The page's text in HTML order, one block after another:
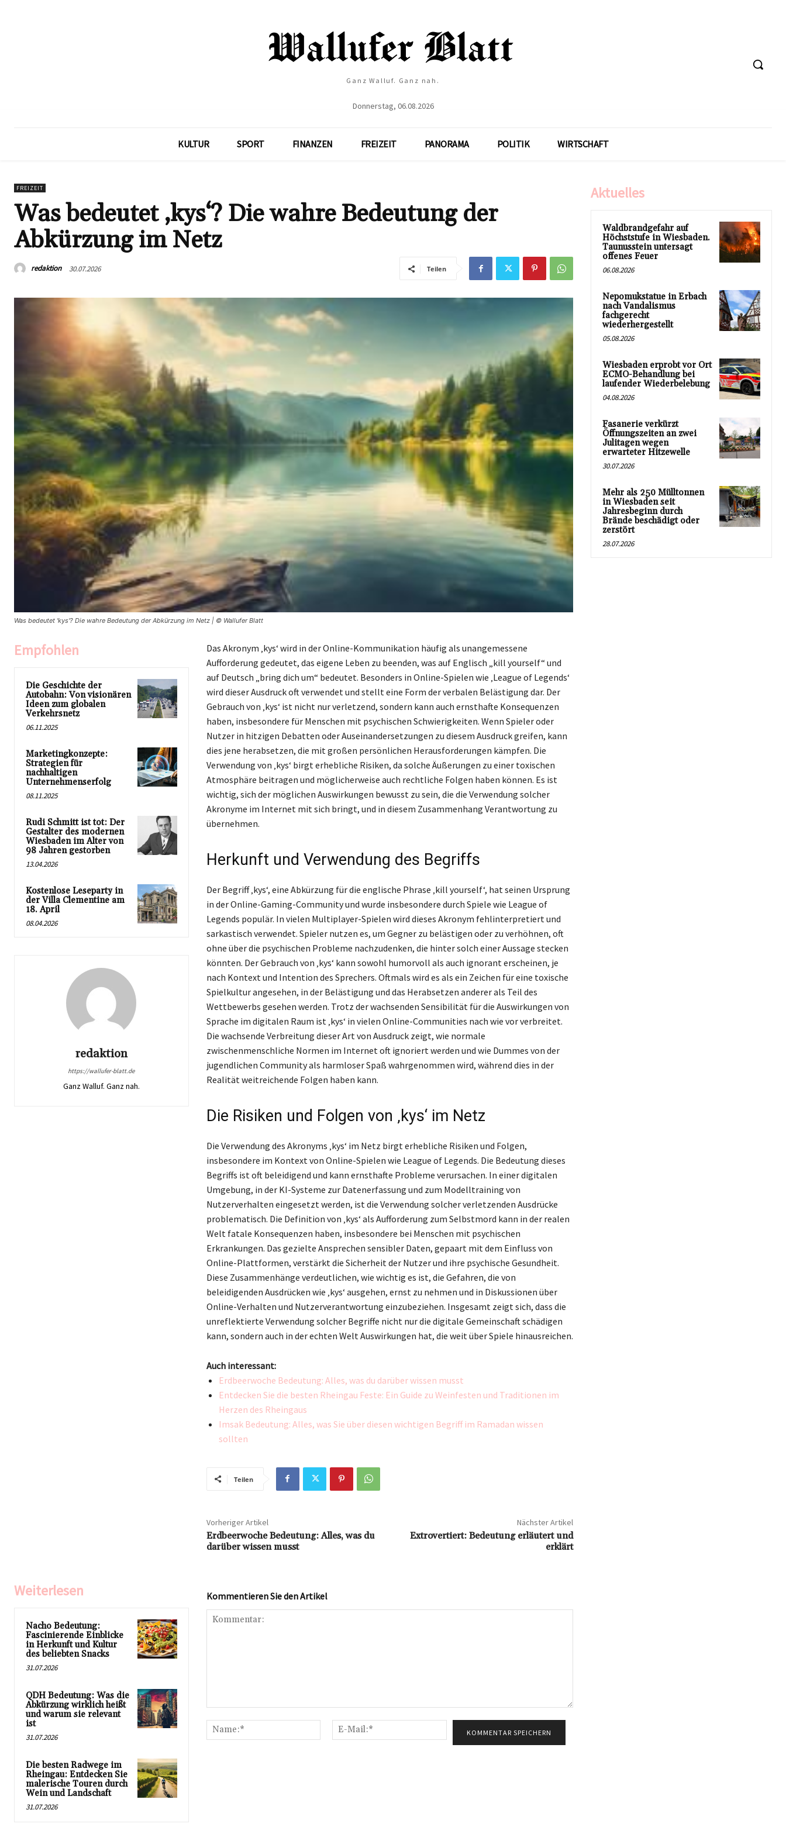
Ganz Walluf. Ganz nah.
Donnerstag, 06.08.2026
KULTUR SPORT FINANZEN FREIZEIT PANORAMA POLITIK WIRTSCHAFT
FREIZEIT
Was bedeutet ‚kys‘? Die wahre Bedeutung der
Abkürzung im Netz
redaktion 30.07.2026 Teilen
Was bedeutet 'kys'? Die wahre Bedeutung der Abkürzung im Netz | © Wallufer Blatt
Empfohlen
Die Geschichte der
Autobahn: Von visionären
Ideen zum globalen
Verkehrsnetz
06.11.2025
Marketingkonzepte:
Strategien für
nachhaltigen
Unternehmenserfolg
08.11.2025
Rudi Schmitt ist tot: Der
Gestalter des modernen
Wiesbaden im Alter von
98 Jahren gestorben
13.04.2026
Kostenlose Leseparty in
der Villa Clementine am
18. April
08.04.2026
redaktion
https://wallufer-blatt.de
Ganz Walluf. Ganz nah.
Das Akronym ‚kys‘ wird in der Online-Kommunikation häufig als unangemessene
Aufforderung gedeutet, das eigene Leben zu beenden, was auf Englisch „kill yourself“ und
auf Deutsch „bring dich um“ bedeutet. Besonders in Online-Spielen wie ‚League of Legends‘
wird dieser Ausdruck oft verwendet und stellt eine Form der verbalen Belästigung dar. Der
Gebrauch von ‚kys‘ ist nicht nur verletzend, sondern kann auch ernsthafte Konsequenzen
haben, insbesondere für Menschen mit psychischen Schwierigkeiten. Wenn Spieler oder
Nutzer in hitzigen Debatten oder Auseinandersetzungen zu diesem Ausdruck greifen, kann
dies jene herabsetzen, die mit großen persönlichen Herausforderungen kämpfen. Die
Verwendung von ‚kys‘ birgt erhebliche Risiken, da solche Äußerungen zu einer toxischen
Atmosphäre beitragen und möglicherweise auch rechtliche Folgen haben können. Es ist
wichtig, sich der möglichen Auswirkungen bewusst zu sein, die die Verwendung solcher
Akronyme im Internet mit sich bringt, und in diesem Zusammenhang Verantwortung zu
übernehmen.
Herkunft und Verwendung des Begriffs
Der Begriff ‚kys‘, eine Abkürzung für die englische Phrase ‚kill yourself‘, hat seinen Ursprung
in der Online-Gaming-Community und wurde insbesondere durch Spiele wie League of
Legends populär. In vielen Multiplayer-Spielen wird dieses Akronym fehlinterpretiert und
sarkastisch verwendet. Spieler nutzen es, um Gegner zu belästigen oder zu verhöhnen, oft
ohne über die psychischen Probleme nachzudenken, die hinter solch einer Aussage stecken
könnten. Der Gebrauch von ‚kys‘ kann sowohl humorvoll als auch ignorant erscheinen, je
nach Kontext und Intention des Sprechers. Oftmals wird es als ein Zeichen für eine toxische
Spielkultur angesehen, in der Belästigung und das Herabsetzen anderer als Teil des
Wettbewerbs gesehen werden. Trotz der wachsenden Sensibilität für die Auswirkungen von
Sprache im digitalen Raum ist ‚kys‘ in vielen Online-Communities nach wie vor verbreitet.
Die wachsende Verbreitung dieser Art von Ausdruck zeigt, wie normale
zwischenmenschliche Normen im Internet oft ignoriert werden und wie Dummes von der
jugendlichen Community als harmloser Spaß wahrgenommen wird, während dies in der
Realität weitreichende Folgen haben kann.
Die Risiken und Folgen von ‚kys‘ im Netz
Die Verwendung des Akronyms ‚kys‘ im Netz birgt erhebliche Risiken und Folgen,
insbesondere im Kontext von Online-Spielen wie League of Legends. Die Bedeutung dieses
Begriffs ist oft beleidigend und kann ernsthafte Probleme verursachen. In einer digitalen
Umgebung, in der KI-Systeme zur Datenerfassung und zum Modelltraining von
Nutzerverhalten eingesetzt werden, ist die Verwendung solcher verletzenden Ausdrücke
problematisch. Die Definition von ‚kys‘ als Aufforderung zum Selbstmord kann in der realen
Welt fatale Konsequenzen haben, insbesondere bei Menschen mit psychischen
Erkrankungen. Das gezielte Ansprechen sensibler Daten, gepaart mit dem Einfluss von
Online-Plattformen, verstärkt die Sicherheit der Nutzer und ihre psychische Gesundheit.
Diese Zusammenhänge verdeutlichen, wie wichtig es ist, die Gefahren, die von
beleidigenden Ausdrücken wie ‚kys‘ ausgehen, ernst zu nehmen und in Diskussionen über
Online-Verhalten und Nutzerverantwortung einzubeziehen. Insgesamt zeigt sich, dass die
unreflektierte Verwendung solcher Begriffe nicht nur die digitale Gemeinschaft schädigen
kann, sondern auch in der echten Welt Auswirkungen hat, die weit über Spiele hinausreichen.
Auch interessant:
Erdbeerwoche Bedeutung: Alles, was du darüber wissen musst
Entdecken Sie die besten Rheingau Feste: Ein Guide zu Weinfesten und Traditionen im
Herzen des Rheingaus
Imsak Bedeutung: Alles, was Sie über diesen wichtigen Begriff im Ramadan wissen
sollten
Teilen
Vorheriger Artikel
Erdbeerwoche Bedeutung: Alles, was du
darüber wissen musst
Nächster Artikel
Extrovertiert: Bedeutung erläutert und
erklärt
Weiterlesen
Nacho Bedeutung:
Fascinierende Einblicke
in Herkunft und Kultur
des beliebten Snacks
31.07.2026
QDH Bedeutung: Was die
Abkürzung wirklich heißt
und warum sie relevant
ist
31.07.2026
Die besten Radwege im
Rheingau: Entdecken Sie
malerische Touren durch
Wein und Landschaft
31.07.2026
Kommentieren Sie den Artikel
Name:*
Mail:*
Aktuelles
Waldbrandgefahr auf
Höchststufe in Wiesbaden.
Taunusstein untersagt
offenes Feuer
06.08.2026
Nepomukstatue in Erbach
nach Vandalismus
fachgerecht
wiederhergestellt
05.08.2026
Wiesbaden erprobt vor Ort
ECMO-Behandlung bei
laufender Wiederbelebung
04.08.2026
Fasanerie verkürzt
Öffnungszeiten an zwei
Julitagen wegen
erwarteter Hitzewelle
30.07.2026
Mehr als 250 Mülltonnen
in Wiesbaden seit
Jahresbeginn durch
Brände beschädigt oder
zerstört
28.07.2026